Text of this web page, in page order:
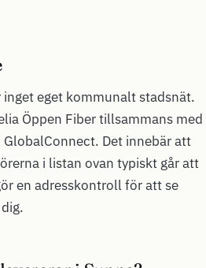
inget eget kommunalt stadsnät.
Öppen Fiber tillsammans med
Det innebär att
i listan ovan typiskt går att
en adresskontroll för att se